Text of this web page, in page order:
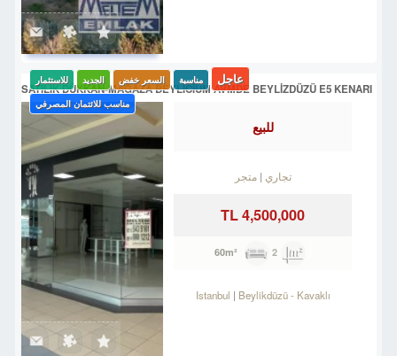
SATILIK DÜKKAN-MAĞAZA BEYLİCİUM AVMDE BEYLİZDÜZÜ E5 KENARI
عاجل مناسبة السعر خفض الجديد
للاستثمار
مناسب للائتمان المصرفي
للبيع
تجاري متجر
4,500,000 TL
2
Istanbul Beylikdüzü- Kavaklı